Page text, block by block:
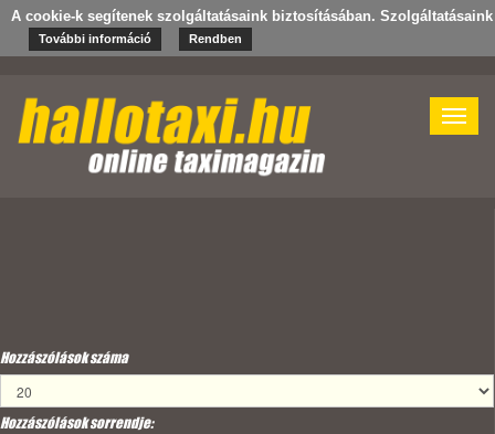
A cookie-k segítenek szolgáltatásaink biztosításában.
További információ Rendben
Toggle
Hozzászólások száma
Hozzászólások sorrendje: